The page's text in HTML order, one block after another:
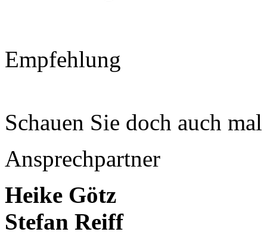
Empfehlung
Schauen Sie doch auch
Ansprechpartner
Heike Götz
Stefan Reiff